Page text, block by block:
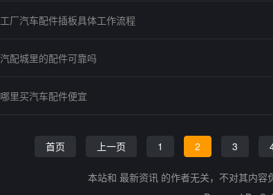
工厂汽车配件插板具体工作流程
汽配城里的配件可靠吗
哪里买汽车配件便宜
首页 上一页 1 2 3
本站和 最新资讯 的作者无关，不对其内容